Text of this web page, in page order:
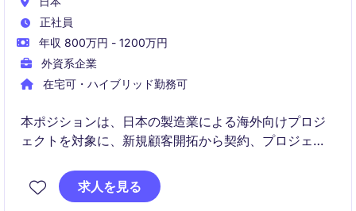
正社員
年収 800万円 - 1200万円
外資系企業
在宅可・ハイブリッド勤務可
本ポジションは、日本の製造業による海外向けプロジ
ェクトを対象に、新規顧客開拓から契約、プロジェク
ネージャーです。
求人を見る